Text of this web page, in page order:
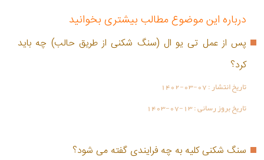
درباره این موضوع مطالب بیشتری بخوانید
پس از عمل تی یو ال (سنگ شکنی از طریق حالب) چه باید
کرد؟
تاریخ انتشار :1402-03-07
تاریخ بروز رسانی :1403-07-13
سنگ شکنی کلیه به چه فرایندی گفته می شود؟